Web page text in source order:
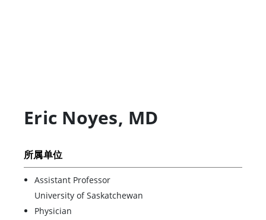
Eric Noyes, MD
所属单位
Assistant Professor
University of Saskatchewan
Physician